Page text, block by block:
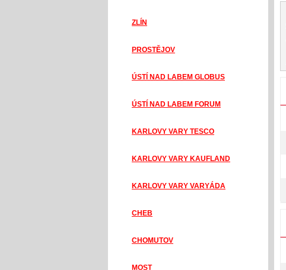
ZLÍN
PROSTĚJOV
ÚSTÍ NAD LABEM GLOBUS
ÚSTÍ NAD LABEM FORUM
KARLOVY VARY TESCO
KARLOVY VARY KAUFLAND
KARLOVY VARY VARYÁDA
CHEB
CHOMUTOV
MOST